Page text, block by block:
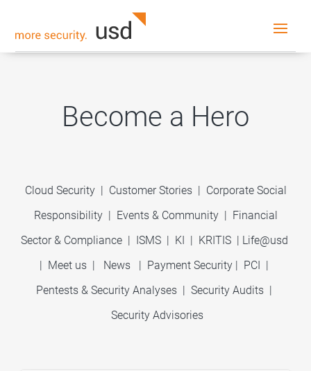
Become a Hero
Cloud Security | Customer Stories| Corporate Social
Responsibility| Events & Community | Financial
Sector & Compliance| ISMS| KI | KRITIS| Life@usd
| Meet us | News | Payment Security | PCI |
Pentests & Security Analyses | Security Audits |
Security Advisories